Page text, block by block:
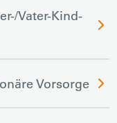
Vater-Kind-
Vorsorge